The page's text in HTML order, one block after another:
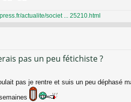
actualite/societ ... 25210.html
pas un peu fétichiste ?
pas je rentre et suis un peu déphasé